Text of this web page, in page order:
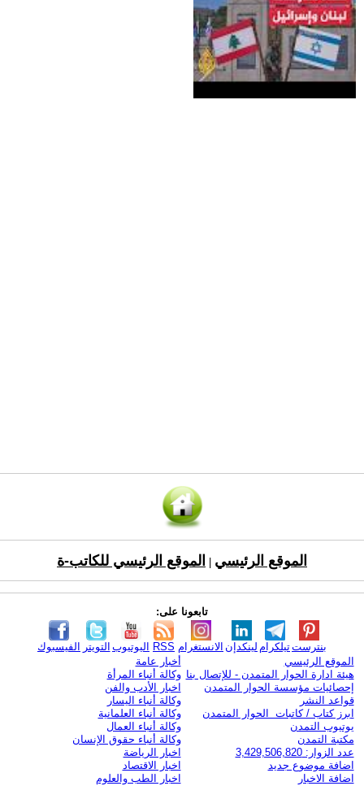
الموقع الرئيسي الموقع الرئيسي للكاتب-ة
تابعونا على:
الفيسبوك التويتر اليوتيوب RSS الانستغرام لينكدإن تيلكرامبنترست
الموقع الرئيسي
هيئة ادارة الحوار المتمدن - للإتصال بنا
إحصائيات مؤسسة الحوار المتمدن
قواعد النشر
ابرز كتاب / كاتبات الحوار المتمدن
يوتيوب التمدن
مكتبة التمدن
عدد الزوار: 3,429,506,820
اضافة موضوع جديد
اضافة الاخبار
أخبار عامة
وكالة أنباء المرأة
اخبار الأدب والفن
وكالة أنباء اليسار
وكالة أنباء العلمانية
وكالة أنباء العمال
وكالة أنباء حقوق الإنسان
اخبار الرياضة
اخبار الاقتصاد
اخبار الطب والعلوم